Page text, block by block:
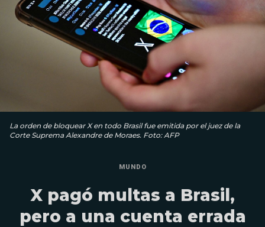
La orden de bloquear X en todo Brasil fue emitida por el juez de la
Corte Suprema Alexandre de Moraes. Foto: AFP
MUNDO
X pagó multas a Brasil,
pero a una cuenta errada